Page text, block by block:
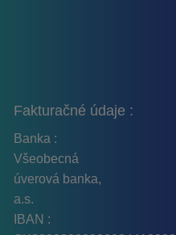
Fakturačné údaje :
Banka :
Všeobecná
úverová banka,
a.s.
IBAN :